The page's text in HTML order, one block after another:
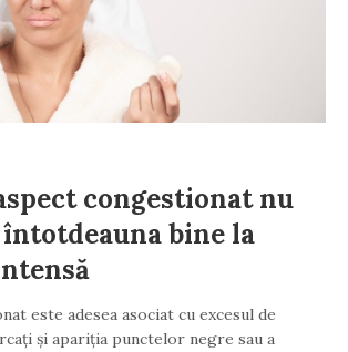
congestionat nu
bine la
este adesea asociat cu excesul de
și apariția punctelor negre sau a